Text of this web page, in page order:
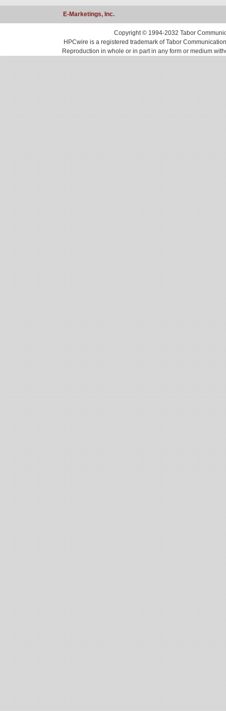
E-Marketings, Inc.
Copyright © 1994-2032 Tabor
HPCwire is a registered trademark of Tabor
Reproduction in whole or in part in any form or medium